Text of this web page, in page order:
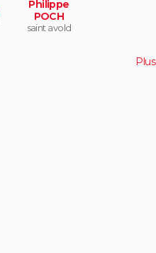
Philippe
POCH
saint avold
Plus